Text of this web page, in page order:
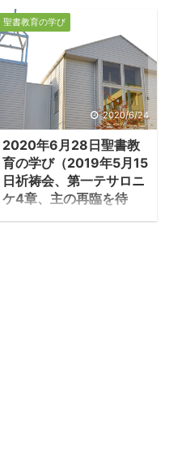
１．占星術の学者たち
の訪問 ・イエス誕生の
頃のユダヤは、ヘロデ王
の時代であった。宗主権
はロ－マ帝国にあり、ロ
－マ総督の統治のもと
に、ヘロデ王は民政を、
最高法院（サンへドリ
ン）は宗教行政を任され
ていた。これはロ－マ帝
国における占領地懐柔策
聖書教育の学び
2020/6/24
2020年6月28日聖書教
育の学び（2019年5月15
日祈祷会、第一テサロニ
ケ4章、主の再臨を待